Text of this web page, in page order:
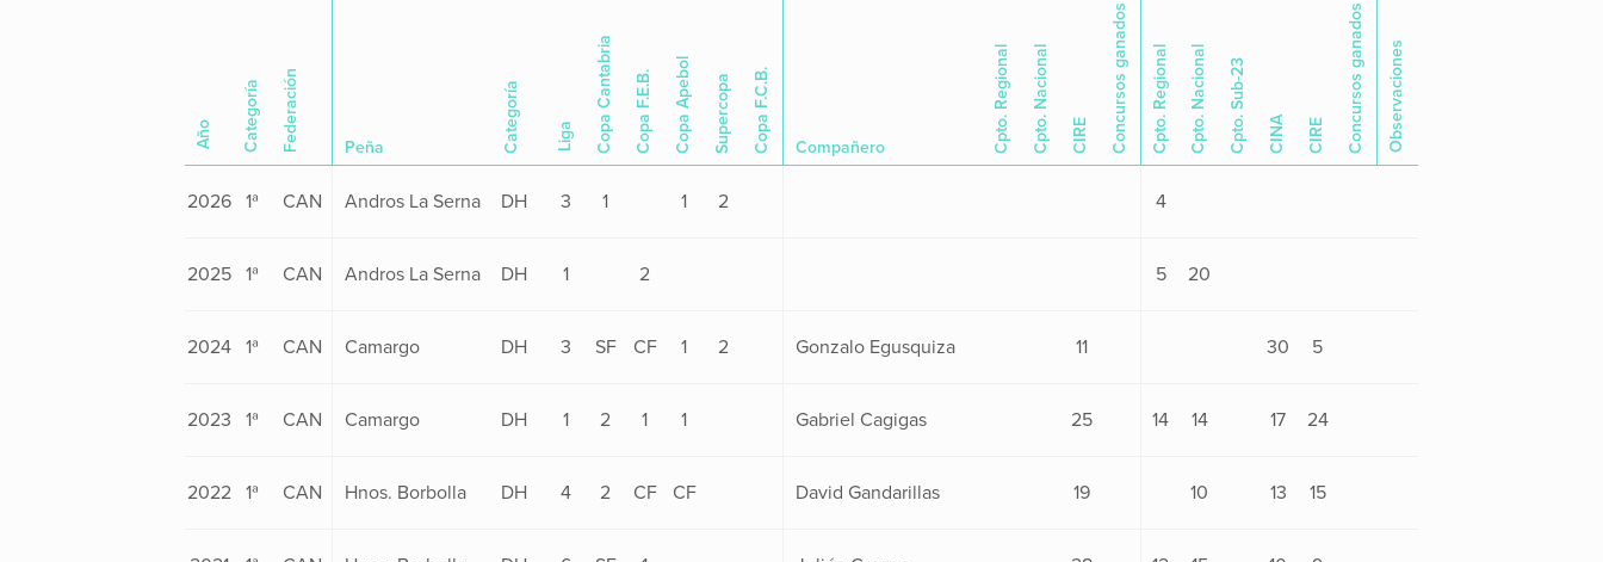
Año Categoría Federación Peña Categoría Liga Copa Cantabria Copa F.E.B. Copa Apebol Supercopa Copa F.C.B. Compañero Cpto. Regional Cpto. Nacional CIRE Concursos ganados Cpto. Regional Cpto. Nacional Cpto. Sub-23 CINA CIRE Concursos ganados Observaciones
2026 1ª CAN Andros La Serna DH 3 1 1 2 4
2025 1ª CAN Andros La Serna DH 1 2 5 20
2024 1ª CAN Camargo DH 3 SF CF 1 2 Gonzalo Egusquiza 11 30 5
2023 1ª CAN Camargo DH 1 2 1 1 Gabriel Cagigas 25 14 14 17 24
2022 1ª CAN Hnos. Borbolla DH 4 2 CF CF David Gandarillas 19 10 13 15